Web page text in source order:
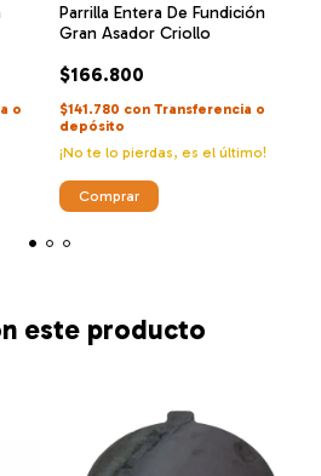
o
Parrilla Entera De Fundición
Gran Asador Criollo
$166.800
$141.780 con Transferencia o
depósito
¡No te lo pierdas, es el último!
este producto